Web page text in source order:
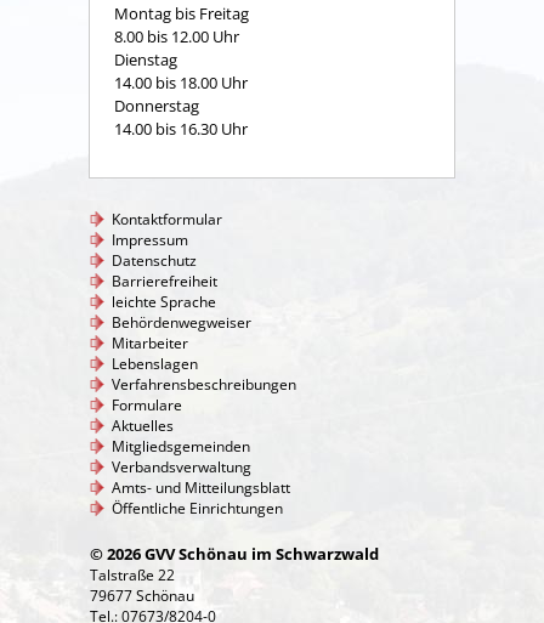
Montag bis Freitag
8.00 bis 12.00 Uhr
Dienstag
14.00 bis 18.00 Uhr
Donnerstag
14.00 bis 16.30 Uhr
Kontaktformular
Impressum
Datenschutz
Barrierefreiheit
leichte Sprache
Behördenwegweiser
Mitarbeiter
Lebenslagen
Verfahrensbeschreibungen
Formulare
Aktuelles
Mitgliedsgemeinden
Verbandsverwaltung
Amts- und Mitteilungsblatt
Öffentliche Einrichtungen
© 2026 GVV Schönau im Schwarzwald
Talstraße 22
79677 Schönau
Tel.: 07673/8204-0